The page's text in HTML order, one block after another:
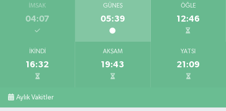
İMSAK
04:07
GÜNEŞ
05:39
ÖĞLE
12:46
İKINDI
16:32
AKŞAM
19:43
YATSI
21:09
Aylık Vakitler